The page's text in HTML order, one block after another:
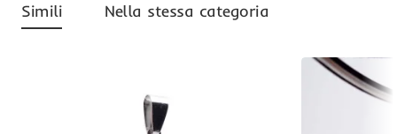
Simili Nella stessa categoria